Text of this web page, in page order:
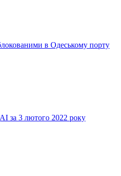
в Одеському порту
за 3 лютого 2022 року